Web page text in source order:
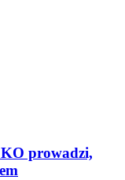
prowadzi,